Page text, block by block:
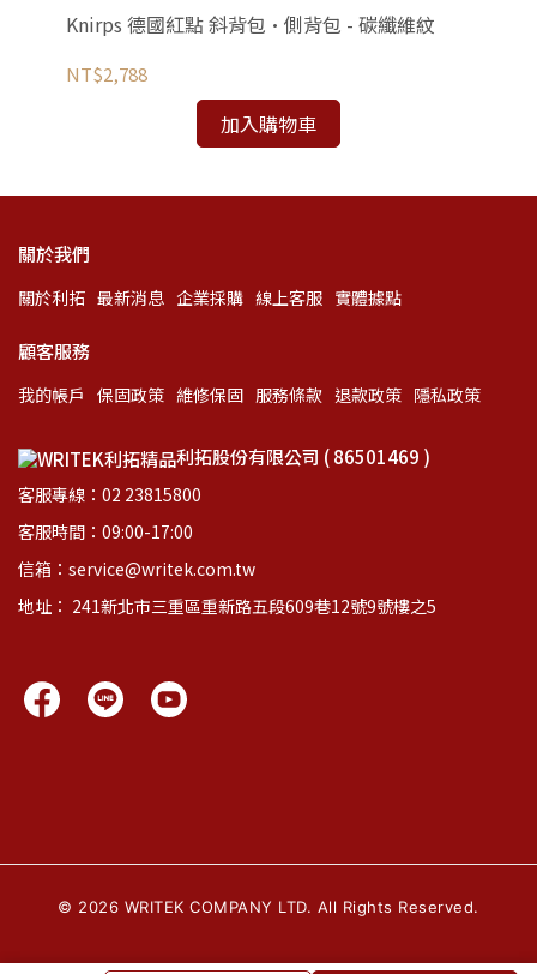
Knirps 德國紅點 斜背包•側背包 - 碳纖維紋
NT$2,788
加入購物車
關於我們
關於利拓 最新消息 企業採購 線上客服 實體據點
顧客服務
我的帳戶 保固政策 維修保固 服務條款 退款政策 隱私政策
利拓股份有限公司 ( 86501469 )
客服專線：02 23815800
客服時間：09:00-17:00
信箱：service@writek.com.tw
地址： 241新北市三重區重新路五段609巷12號9號樓之5
© 2026 WRITEK COMPANY LTD. All Rights Reserved.